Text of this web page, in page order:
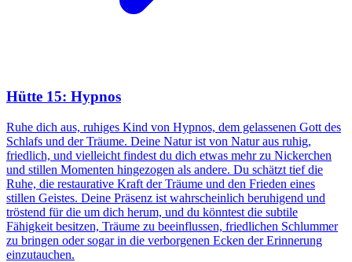
Hütte 15: Hypnos
Ruhe dich aus, ruhiges Kind von Hypnos, dem gelassenen Gott des
Schlafs und der Träume. Deine Natur ist von Natur aus ruhig,
friedlich, und vielleicht findest du dich etwas mehr zu Nickerchen
und stillen Momenten hingezogen als andere. Du schätzt tief die
Ruhe, die restaurative Kraft der Träume und den Frieden eines
stillen Geistes. Deine Präsenz ist wahrscheinlich beruhigend und
tröstend für die um dich herum, und du könntest die subtile
Fähigkeit besitzen, Träume zu beeinflussen, friedlichen Schlummer
zu bringen oder sogar in die verborgenen Ecken der Erinnerung
einzutauchen.